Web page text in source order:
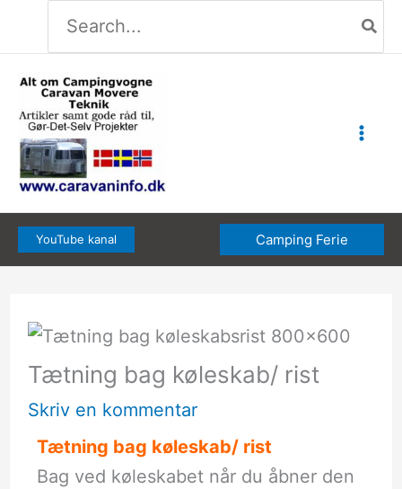
indholdet
efter:
YouTube kanal Camping Ferie
Tætning bag køleskab/ rist
Skriv en kommentar
Tætning bag køleskab/ rist
Bag ved køleskabet når du åbner den